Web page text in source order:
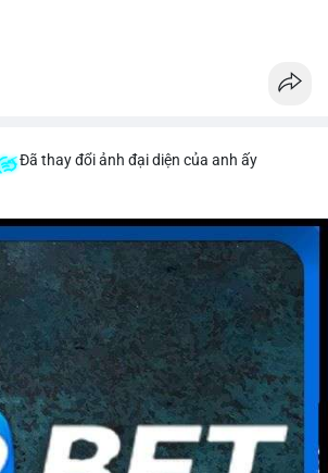
Đã thay đổi ảnh đại diện của anh ấy